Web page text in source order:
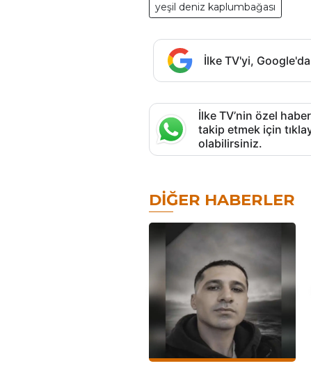
yeşil deniz kaplumbağası
İlke TV'yi,
İlke TV’nin özel
takip etmek için
olabilirsiniz.
DIĞER HABERLER